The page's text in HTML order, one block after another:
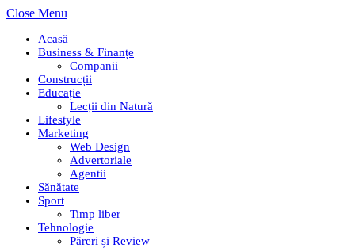
Close Menu
Acasă
Business & Finanțe
Companii
Construcții
Educație
Lecții din Natură
Lifestyle
Marketing
Web Design
Advertoriale
Agentii
Sănătate
Sport
Timp liber
Tehnologie
Păreri și Review